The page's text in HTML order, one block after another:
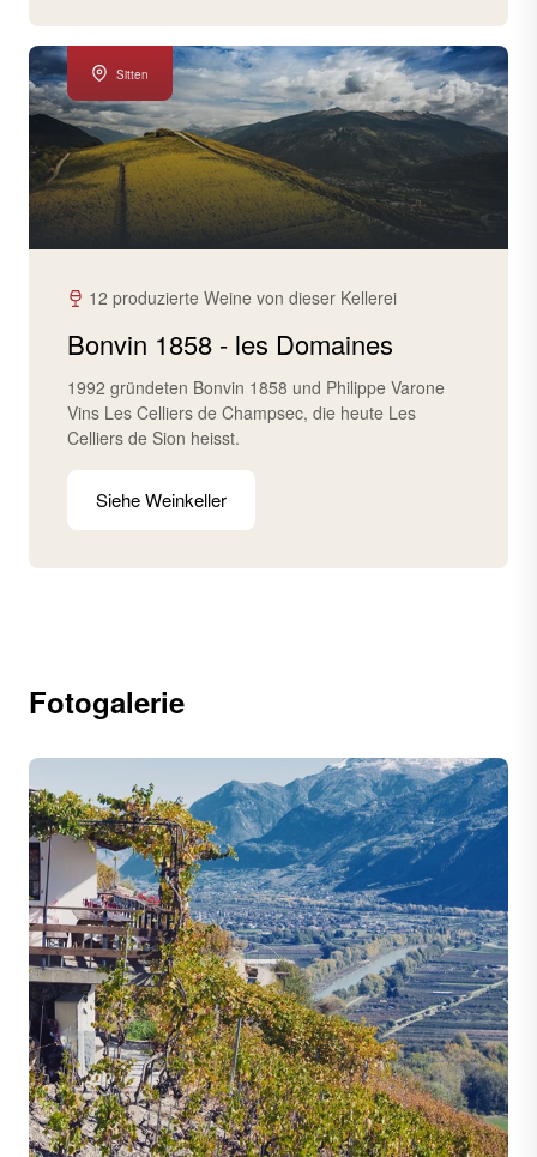
Sitten
12 produzierte Weine von dieser Kellerei
Bonvin 1858 - les Domaines
1992 gründeten Bonvin 1858 und Philippe Varone
Vins Les Celliers de Champsec, die heute Les
Celliers de Sion heisst.
Siehe Weinkeller
Fotogalerie